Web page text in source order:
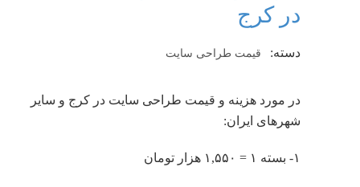
در کرج
دسته: قیمت طراحی سایت
در مورد هزینه و قیمت طراحی سایت در کرج و سایر
شهرهای ایران:
۱- بسته ۱ = ۱,۵۵۰ هزار تومان